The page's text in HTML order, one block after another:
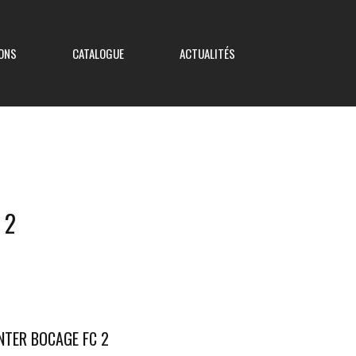
Coupe des Réserves
CATALOGUE ACTUALITÉS
BOCAGE FC 2